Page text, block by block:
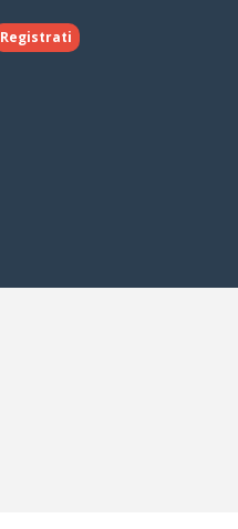
Registrati